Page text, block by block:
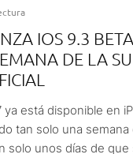
IOS 9.3
DE LA
ya está disponible en
tan solo una
solo unos días de que